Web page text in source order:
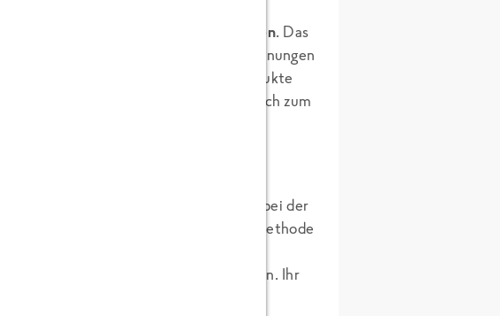
klimafreundlicher als tierische Zutaten. Das
bekannt – und auch unsere Berechnungen
sagen, dass unsere veganen Produkte
sind. Also wundert euch zum
Beilage, die Butter enthält, höhere
mit Öl in der Zutatenliste.
beim
sowie bei der
zuhause. Aber auch die Anbaumethode
große Rolle.
Kräuter mal etwas genauer erläutern. Ihr
aus dem Supermarkt?